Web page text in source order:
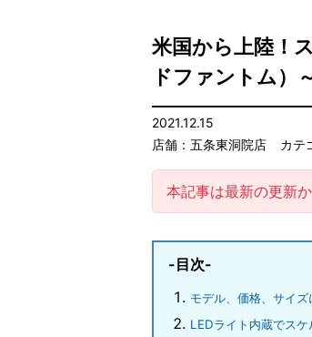
米国から上陸！
ドファントム）
2021.12.15
店舗：五条東洞院店
カテ
本記事は最新の更新
-目次-
モデル、価格、サイズ
LEDライト内蔵でス